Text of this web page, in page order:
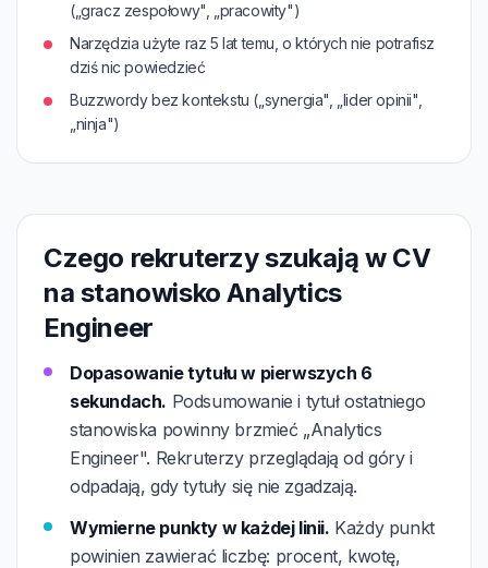
(„gracz zespołowy", „pracowity")
Narzędzia użyte raz 5 lat temu, o których nie potrafisz
dziś nic powiedzieć
Buzzwordy bez kontekstu („synergia", „lider opinii",
„ninja")
Czego rekruterzy szukają w CV
na stanowisko Analytics
Engineer
Dopasowanie tytułu w pierwszych 6
sekundach. Podsumowanie i tytuł ostatniego
stanowiska powinny brzmieć „Analytics
Engineer". Rekruterzy przeglądają od góry i
odpadają, gdy tytuły się nie zgadzają.
Wymierne punkty w każdej linii. Każdy punkt
powinien zawierać liczbę: procent, kwotę,